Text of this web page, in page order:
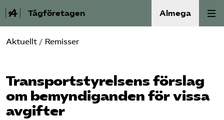
Tågföretagen Almega
Aktuellt
Reformagenda för järnvägen
Våra frågor
Aktuellt / Remisser
Transport­styrelsens förslag
om bemyndiganden för vissa
avgifter